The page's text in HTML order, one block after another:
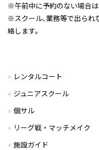
※午前中に予約のない場合は
※スクール､業務等で出られ
絡します。
レンタルコート
ジュニアスクール
個サル
リーグ戦・マッチメイク
施設ガイド